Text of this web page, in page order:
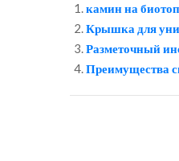
камин на
Крышка для
Разметочный
Преимущества